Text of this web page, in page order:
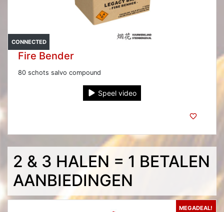
CONNECTED
Fire Bender
80 schots salvo compound
Speel video
2 & 3 HALEN = 1 BETALEN
AANBIEDINGEN
MEGADEAL!